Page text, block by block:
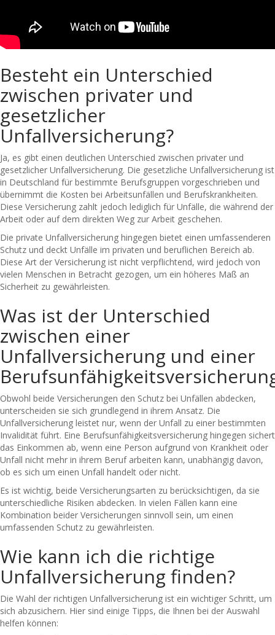
Besteht ein Unterschied
zwischen privater und
gesetzlicher
Unfallversicherung?
Ja, es gibt einen deutlichen Unterschied zwischen privater und
gesetzlicher Unfallversicherung. Die gesetzliche Unfallversicherung ist
in Deutschland für bestimmte Berufsgruppen vorgeschrieben und
übernimmt die Kosten bei Arbeitsunfällen und Berufskrankheiten.
Diese Versicherung zahlt jedoch lediglich für Unfälle, die während der
Arbeit oder auf dem direkten Weg zur Arbeit geschehen.
Die private Unfallversicherung hingegen bietet einen umfassenderen
Schutz und deckt Unfälle im privaten und beruflichen Bereich ab.
Diese Art der Versicherung ist nicht verpflichtend, wird jedoch von
vielen Menschen in Betracht gezogen, um ein höheres Maß an
Sicherheit zu gewährleisten.
Was ist der Unterschied
zwischen einer
Unfallversicherung und einer
Obwohl beide Versicherungen den Schutz bei Unfällen abdecken,
unterscheiden sie sich grundlegend in ihrem Ansatz. Die
Unfallversicherung leistet nur, wenn der Unfall zu einer bestimmten
Invalidität führt. Eine Berufsunfähigkeitsversicherung hingegen sichert
das Einkommen ab, wenn eine Person aufgrund von Krankheit oder
Unfall nicht mehr in ihrem Beruf arbeiten kann, unabhängig davon,
ob es sich um einen Unfall handelt oder nicht.
Es ist wichtig, beide Versicherungsarten zu berücksichtigen, da sie
unterschiedliche Risiken abdecken. In vielen Fällen kann eine
Kombination beider Versicherungen sinnvoll sein, um einen
umfassenden Schutz zu gewährleisten.
Wie kann ich die richtige
Unfallversicherung finden?
Die Wahl der richtigen Unfallversicherung ist ein wichtiger Schritt, um
sich abzusichern. Hier sind einige Tipps, die Ihnen bei der Auswahl
helfen können: